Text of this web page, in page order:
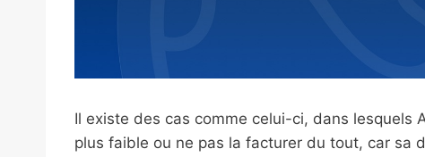
Il existe des cas comme celui-ci, dans lesquels
plus faible ou ne pas la facturer du tout, car sa